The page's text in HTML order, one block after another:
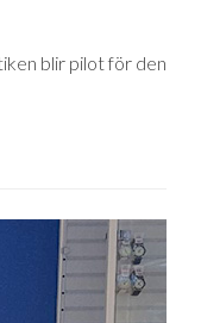
blir pilot för den